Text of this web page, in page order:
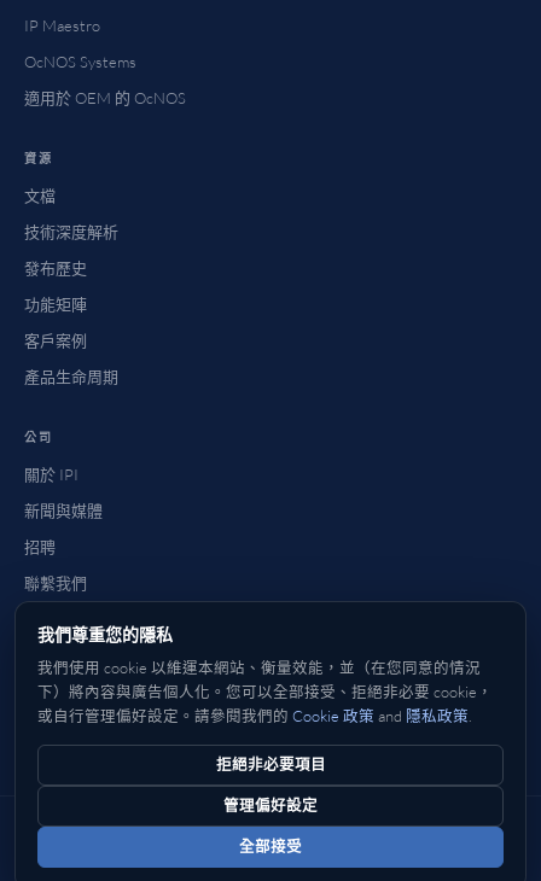
我們尊重您的隱私
我們使用 cookie 以維運本網站、衡量效能，並（在您同意的情況
下）將內容與廣告個人化。您可以全部接受、拒絕非必要 cookie，
或自行管理偏好設定。請參閱我們的 Cookie 政策 and 隱私政策
拒絕非必要項目
管理偏好設定
全部接受
IP Maestro
OcNOS Systems
適用於 OEM 的 OcNOS
資源
文檔
技術深度解析
發布歷史
功能矩陣
客戶案例
產品生命周期
公司
關於 IPI
新聞與媒體
招聘
聯繫我們
西班牙文日本語한국어 中文
© 2026 IP Infusion Inc. 版權所有。
Cookie 偏好設定·不出售或共用個人資料
求·次級資料處理者·條款·EULA·行為準則